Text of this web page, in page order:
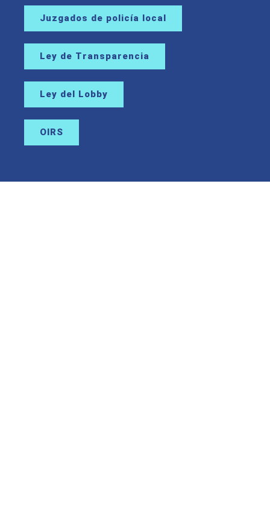
Juzgados de policía local
Ley de Transparencia
Ley del Lobby
OIRS